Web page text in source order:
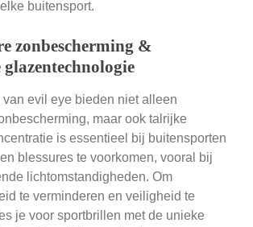
buitensport.
zonbescherming &
van evil eye bieden niet alleen
maar ook talrijke
is essentieel bij buitensporten
blessures te voorkomen, vooral bij
lichtomstandigheden. Om
te verminderen en veiligheid te
je voor sportbrillen met de unieke